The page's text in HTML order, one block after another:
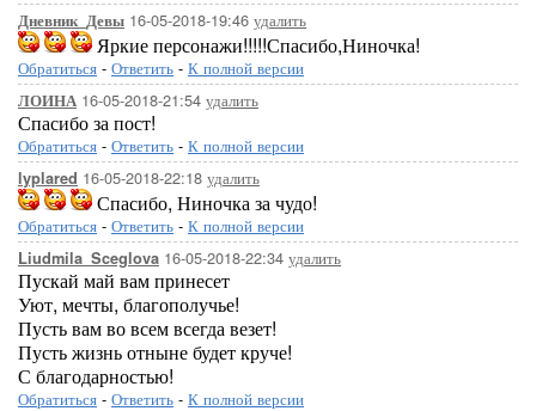
Дневник_Девы 16-05-2018-19:46 удалить
Яркие персонажи!!!!!Спасибо,Ниночка!
Обратиться - Ответить - К полной версии
ЛОИНА 16-05-2018-21:54 удалить
Спасибо за пост!
Обратиться - Ответить - К полной версии
lyplared 16-05-2018-22:18 удалить
Спасибо, Ниночка за чудо!
Обратиться - Ответить - К полной версии
Liudmila_Sceglova 16-05-2018-22:34 удалить
Пускай май вам принесет
Уют, мечты, благополучье!
Пусть вам во всем всегда везет!
Пусть жизнь отныне будет круче!
С благодарностью!
Обратиться - Ответить - К полной версии